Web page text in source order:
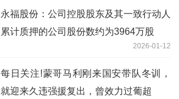
永福股份：公司控股股东及其一致行动人
累计质押的公司股份数约为3964万股
2026-01-12
每日关注!蒙哥马利刚来国安带队冬训，
就迎来久违强援复出，曾效力过葡超